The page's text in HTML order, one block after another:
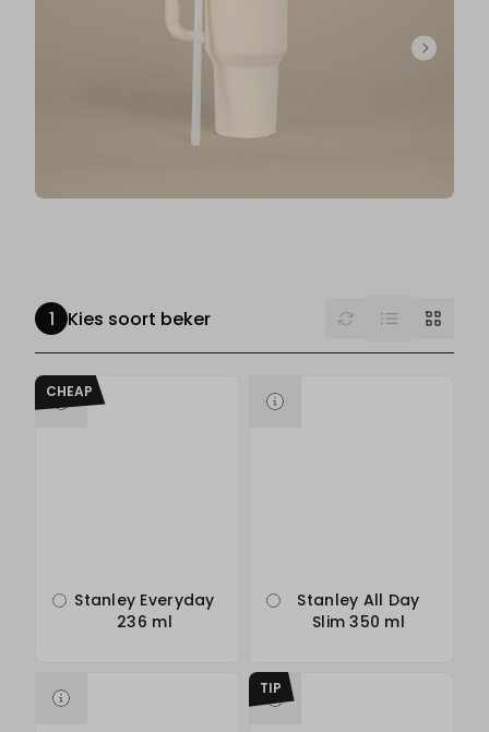
Kies soort beker Reset List Grid
CHEAP
Stanley Everyday
236 ml
Stanley All Day
Slim 350 ml
TIP